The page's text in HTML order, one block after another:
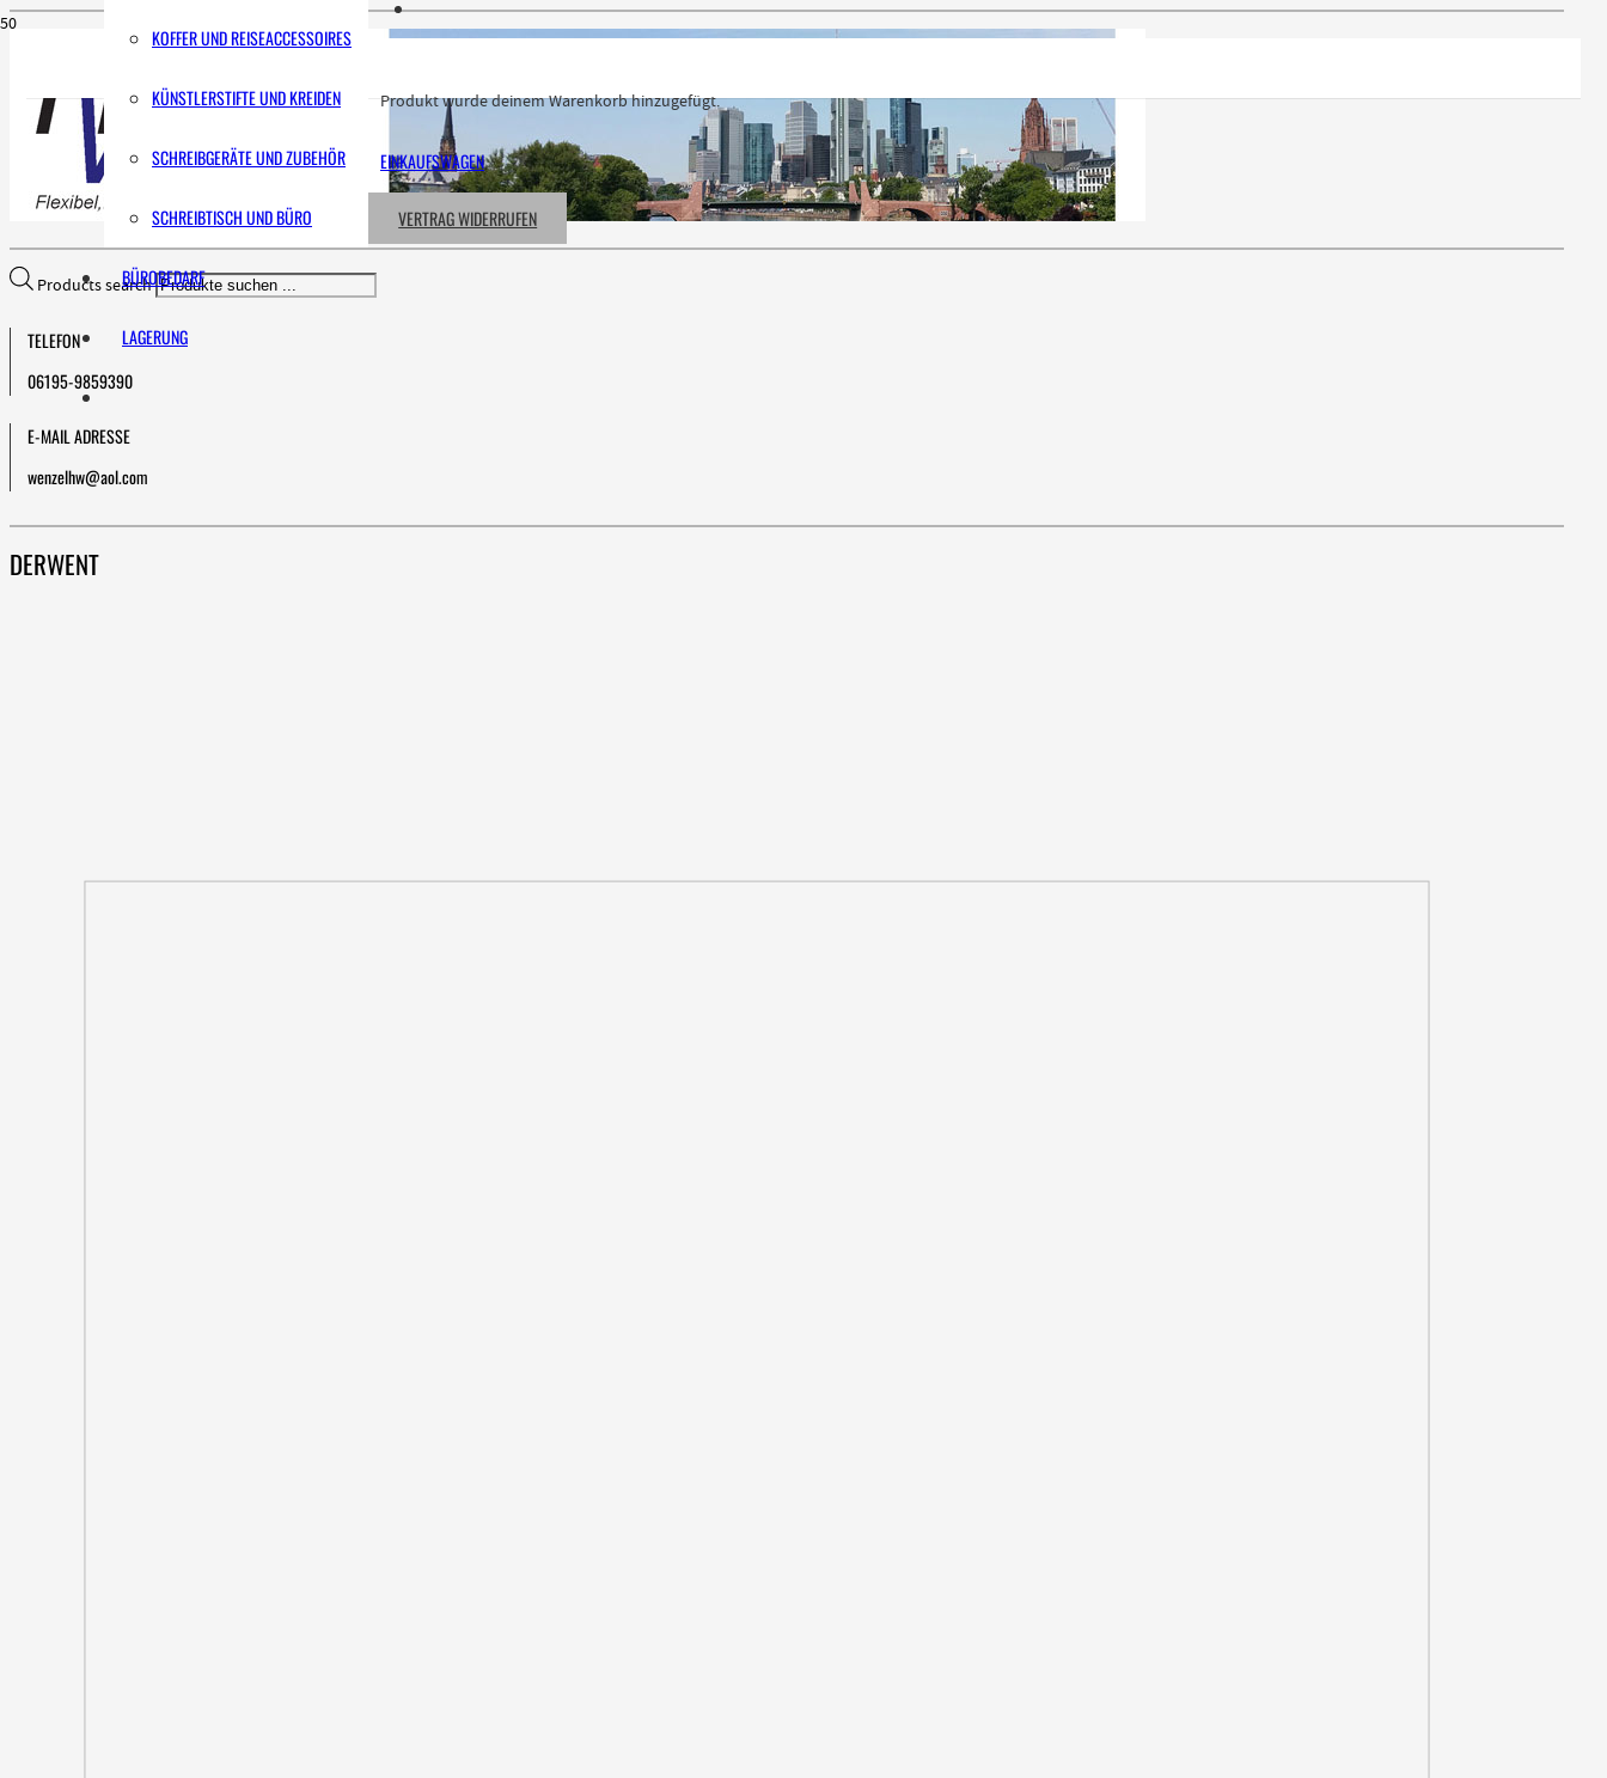
KOFFER UND REISEACCESSOIRES
KÜNSTLERSTIFTE UND KREIDEN
SCHREIBGERÄTE UND ZUBEHÖR
SCHREIBTISCH UND BÜRO
BÜROBEDARF
LAGERUNG
Produktwurde deinem Warenkorb hinzugefügt.
EINKAUFSWAGEN
VERTRAG WIDERRUFEN
Products search
TELEFON
06195-9859390
E-MAIL ADRESSE
wenzelhw@aol.com
DERWENT